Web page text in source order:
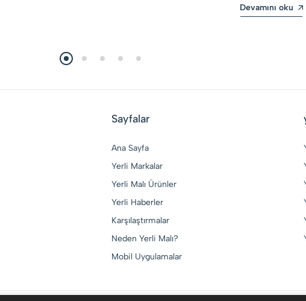
Devamını oku
Sayfalar
Ana Sayfa
Yerli Markalar
Yerli Malı Ürünler
Yerli Haberler
Karşılaştırmalar
Neden Yerli Malı?
Mobil Uygulamalar